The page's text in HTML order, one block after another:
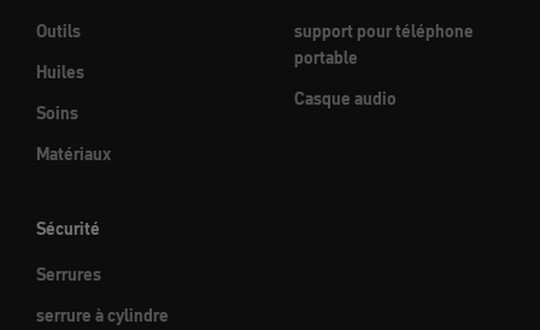
Outils
Huiles
Soins
Matériaux
support pour téléphone
portable
Casque audio
Sécurité
Serrures
serrure à cylindre